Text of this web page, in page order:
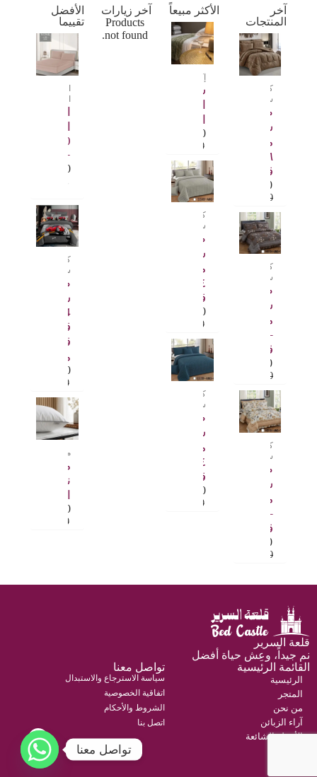
آخر
المنتجات
كينغ
سايز
طقم
سرير
مريح
٦
قطع
11.000
9.500
كينغ
سايز
طقم
سرير
مريح
قطع
12.000
9.500
كينغ
سايز
طقم
سرير
مريح
قطع
12.000
9.500
الأكثر مبيعاً
إكسسوارات
سجادة
3.000
1.500
كوين
سايز
طقم
سرير
مريح
٤
قطع
8.000
6.000
كوين
سايز
طقم
سرير
مريح
٤
قطع
8.000
6.000
آخر زيارات
Products
not found.
الأفضل
تقييما
الشراشف
المنقذة
+ 35
6.000
4.00من 5
كوين
سايز
طقم
سرير
4
قطع
قطني
مريح
9.000
7.000
مخدات
مخدة
نور
6.000
4.500
قلعة السرير
نم جيداً، وعِش حياة أفضل
القائمة الرئيسية
الرئيسية
المتجر
من نحن
آراء الزبائن
الأسئلة الشائعة
تواصل معنا
سياسة الاسترجاع والاستبدال
اتفاقية الخصوصية
الشروط والأحكام
اتصل بنا
تواصل معنا